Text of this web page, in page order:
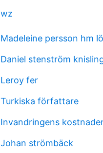
wz
Madeleine persson hm
Daniel stenström
Leroy fer
Turkiska författare
Invandringens
Johan strömbäck